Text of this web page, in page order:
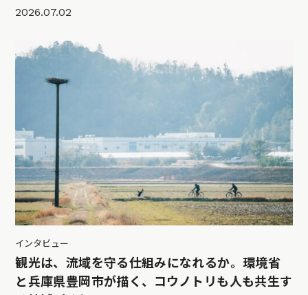
2026.07.02
インタビュー
観光は、流域を守る仕組みになれるか。環境省
と兵庫県豊岡市が描く、コウノトリも人も共生す